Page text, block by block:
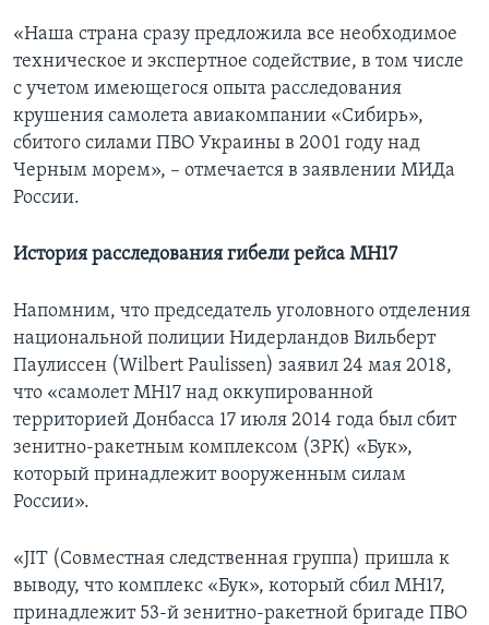
«Наша страна сразу предложила все необходимое
техническое и экспертное содействие, в том числе
с учетом имеющегося опыта расследования
крушения самолета авиакомпании «Сибирь»,
сбитого силами ПВО Украины в 2001 году над
Черным морем», – отмечается в заявлении МИДа
России.
История расследования гибели рейса МН17
Напомним, что председатель уголовного отделения
национальной полиции Нидерландов Вильберт
Паулиссен (Wilbert Paulissen) заявил 24 мая 2018,
что «самолет MH17 над оккупированной
территорией Донбасса 17 июля 2014 года был сбит
зенитно-ракетным комплексом (ЗРК) «Бук»,
который принадлежит вооруженным силам
России».
«JIT (Совместная следственная группа) пришла к
выводу, что комплекс «Бук», который сбил МН17,
принадлежит 53-й зенитно-ракетной бригаде ПВО